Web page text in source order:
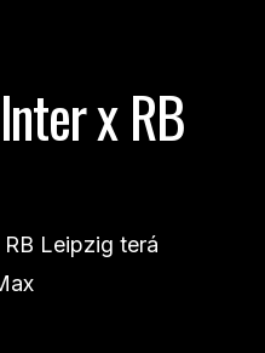
x RB
Leipzig terá